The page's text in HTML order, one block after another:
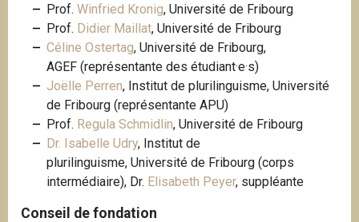
Prof. Winfried Kronig, Université de Fribourg
Prof. Didier Maillat, Université de Fribourg
Céline Ostertag, Université de Fribourg,
AGEF (représentante des étudiant·e·s)
Joëlle Perren, Institut de plurilinguisme, Université
de Fribourg (représentante APU)
Prof. Regula Schmidlin, Université de Fribourg
Dr. Isabelle Udry, Institut de
plurilinguisme, Université de Fribourg (corps
intermédiaire), Dr. Elisabeth Peyer, suppléante
Conseil de fondation